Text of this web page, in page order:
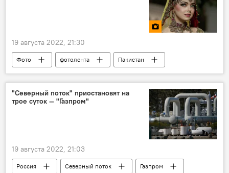
19 августа 2022, 21:30
Фото фотолента
Пакистан
мода
"Северный поток" приостановят на
трое суток — "Газпром"
19 августа 2022, 21:03
Россия Северный поток
Газпром